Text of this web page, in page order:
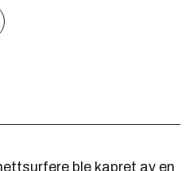
ble kapret av en